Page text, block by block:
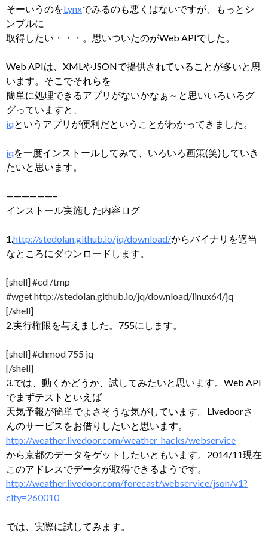
そーいうのをLynxでみるのも悪くはないですが、もっとシ
ンプルに
取得したい・・・。思いついたのがWeb APIでした。
Web APIは、XMLやJSONで提供されていることが多いと思
います。そこでそれらを
簡単に処理できるアプリがないかなぁ～と思いいろいろグ
グっていますと、
jqというアプリが便利だということがわかってきました。
jqを一度インストールしてみて、いろいろ画策(笑)していき
たいと思います。
——————–
インストール実施した内容ログ
1.http://stedolan.github.io/jq/download/からバイナリを適当
なところにダウンロードします。
[shell] #cd /tmp
#wget http://stedolan.github.io/jq/download/linux64/jq
[/shell]
2.実行権限を与えました。755にします。
[shell] #chmod 755 jq
[/shell]
3.では、動くかどうか、試してみたいと思います。Web API
でまずテストといえば
天気予報が簡単でよさそうな気がしています。Livedoorさ
んのサービスをお借りしたいと思います。
http://weather.livedoor.com/weather_hacks/webservice
から京都のデータをゲットしたいともいます。2014/11現在
このアドレスでデータが取得できるようです。
http://weather.livedoor.com/forecast/webservice/json/v1?
city=260010
では、実際に試してみます。